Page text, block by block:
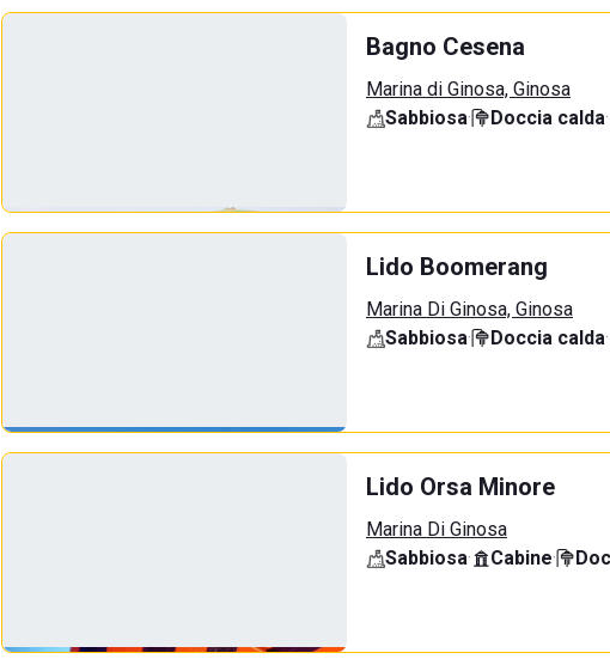
Bagno Cesena
Marina di Ginosa, Ginosa
Sabbiosa· Doccia calda·
Lido Boomerang
Marina Di Ginosa, Ginosa
Sabbiosa· Doccia calda·
Lido Orsa Minore
Marina Di Ginosa
Sabbiosa· Cabine·